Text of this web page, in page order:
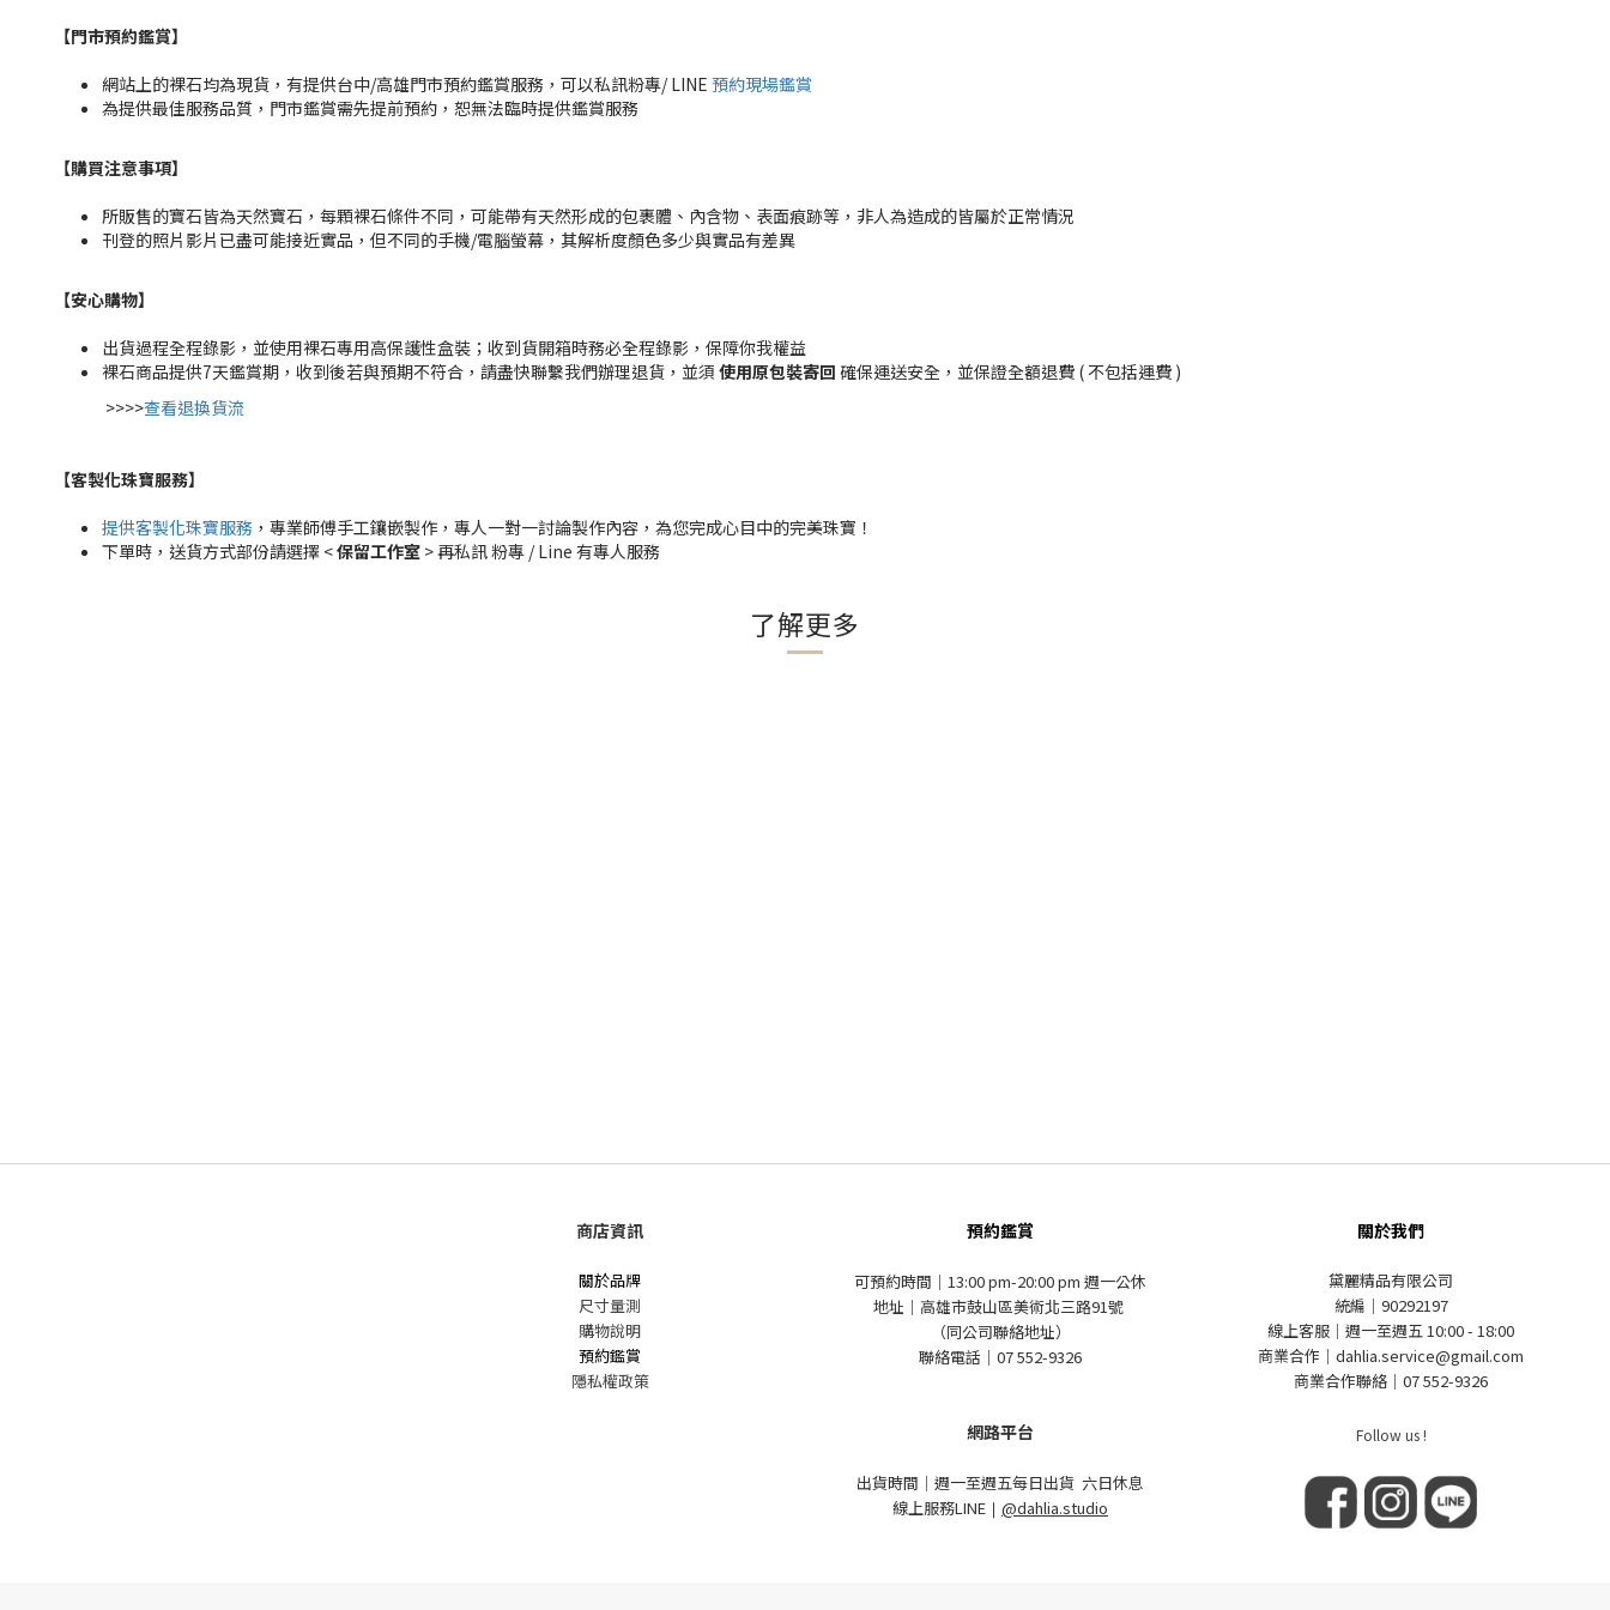
【門市預約鑑賞】
網站上的裸石均為現貨，有提供台中/高雄門市預約鑑賞服務，可以私訊粉專/ LINE 預約現場鑑賞
為提供最佳服務品質，門市鑑賞需先提前預約，恕無法臨時提供鑑賞服務
【購買注意事項】
所販售的寶石皆為天然寶石，每顆裸石條件不同，可能帶有天然形成的包裹體、內含物、表面痕跡等，非人為造成的皆屬於正常情況
刊登的照片影片已盡可能接近實品，但不同的手機/電腦螢幕，其解析度顏色多少與實品有差異
【安心購物】
出貨過程全程錄影，並使用裸石專用高保護性盒裝；收到貨開箱時務必全程錄影，保障你我權益
裸石商品提供7天鑑賞期，收到後若與預期不符合，請盡快聯繫我們辦理退貨，並須 使用原包裝寄回 確保運送安全，並保證全額退費 ( 不包括運費 )
>>>>查看退換貨流
【客製化珠寶服務】
提供客製化珠寶服務 ，專業師傅手工鑲嵌製作，專人一對一討論製作內容，為您完成心目中的完美珠寶！
下單時，送貨方式部份請選擇 <保留工作室 > 再私訊 粉專 / Line 有專人服務
了解更多
商店資訊
關於品牌
尺寸量測
購物說明
預約鑑賞
隱私權政策
預約鑑賞
可預約時間｜13:00 pm-20:00 pm 週一公休
地址｜高雄市鼓山區美術北三路91號
（同公司聯絡地址）
聯絡電話｜07 552-9326
網路平台
出貨時間｜週一至週五每日出貨 六日休息
線上服務LINE ｜ @dahlia.studio
關於我們
黛麗精品有限公司
統編｜90292197
線上客服｜週一至週五 10:00 - 18:00
商業合作｜dahlia.service@gmail.com
商業合作聯絡｜07 552-9326
Follow us !